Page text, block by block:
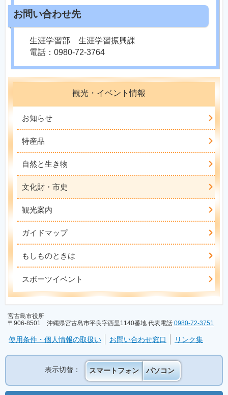
生涯学習部 生涯学習振興課
電話：0980-72-3764
観光・イベント情報
お知らせ
特産品
自然と生き物
文化財・市史
観光案内
ガイドマップ
もしものときは
スポーツイベント
宮古島市役所
〒906-8501 沖縄県宮古島市平良字西里1140番地 代表電話 0980-72-3751
使用条件・個人情報の取扱い お問い合わせ窓口 リンク集
表示切替： スマートフォン パソコン